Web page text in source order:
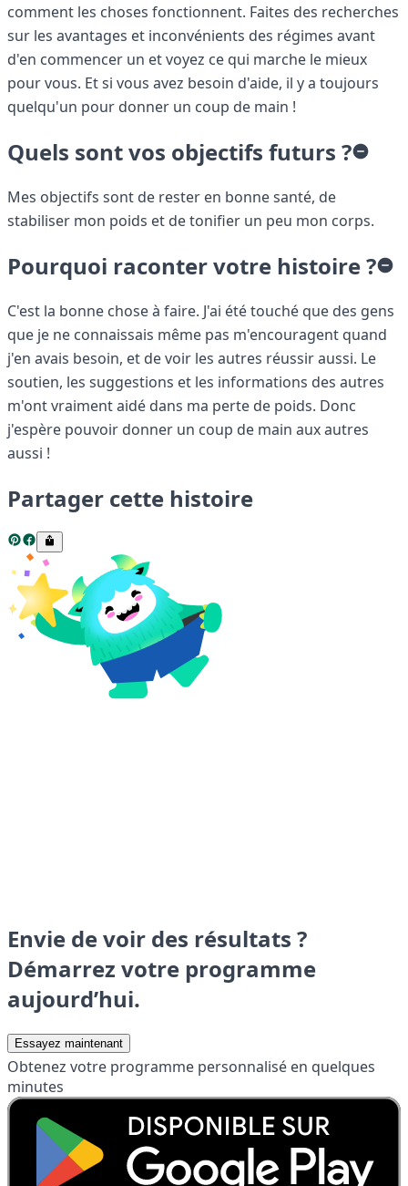
comment les choses fonctionnent. Faites des recherches
sur les avantages et inconvénients des régimes avant
d'en commencer un et voyez ce qui marche le mieux
pour vous. Et si vous avez besoin d'aide, il y a toujours
quelqu'un pour donner un coup de main !
Quels sont vos objectifs futurs ?
Mes objectifs sont de rester en bonne santé, de
stabiliser mon poids et de tonifier un peu mon corps.
Pourquoi raconter votre histoire ?
C'est la bonne chose à faire. J'ai été touché que des gens
que je ne connaissais même pas m'encouragent quand
j'en avais besoin, et de voir les autres réussir aussi. Le
soutien, les suggestions et les informations des autres
m'ont vraiment aidé dans ma perte de poids. Donc
j'espère pouvoir donner un coup de main aux autres
aussi !
Partager cette histoire
Envie de voir des résultats ?
Démarrez votre programme
aujourd’hui.
Essayez maintenant
Obtenez votre programme personnalisé en quelques
minutes